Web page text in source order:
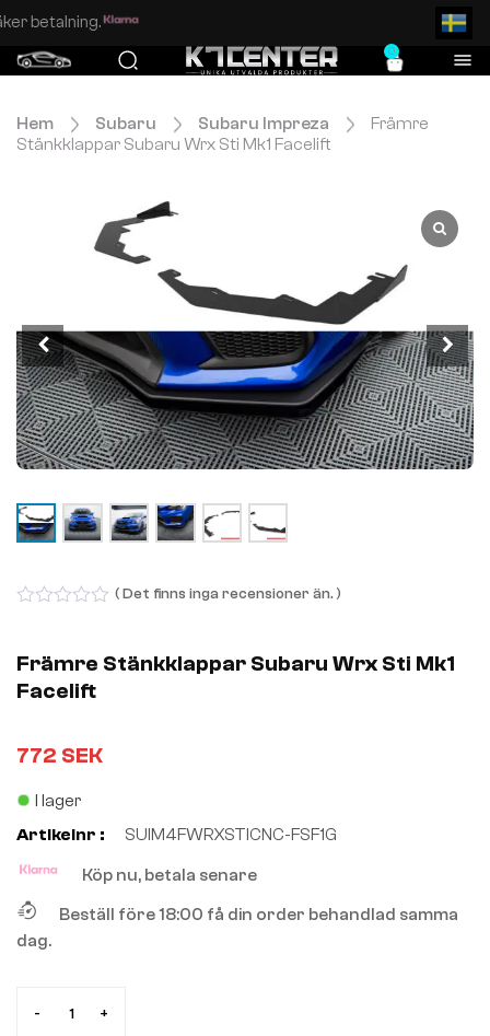
Enkel och säker betalning.
0
Hem Subaru Subaru Impreza
Främre
Stänkklappar Subaru Wrx Sti Mk1 Facelift
of
5
( Det finns inga recensioner än. )
Främre Stänkklappar Subaru Wrx Sti Mk1
Facelift
772 SEK
I lager
Artikelnr :
SUIM4FWRXSTICNC-FSF1G
Köp nu, betala senare
Beställ före 18:00 få din order behandlad samma
dag.
- +